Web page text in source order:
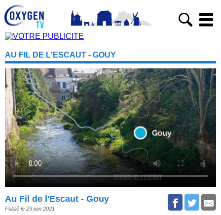
AU FIL DE L'ESCAUT - GOUY
Au Fil de l'Escaut - Gouy
Publié le 29 juin 2021